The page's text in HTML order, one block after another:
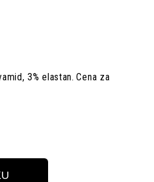
3% elastan. Cena za